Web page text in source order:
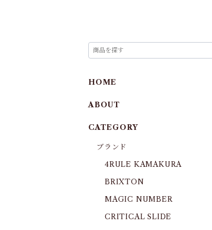
HOME
ABOUT
CATEGORY
ブランド
4RULE KAMAKURA
BRIXTON
MAGIC NUMBER
CRITICAL SLIDE